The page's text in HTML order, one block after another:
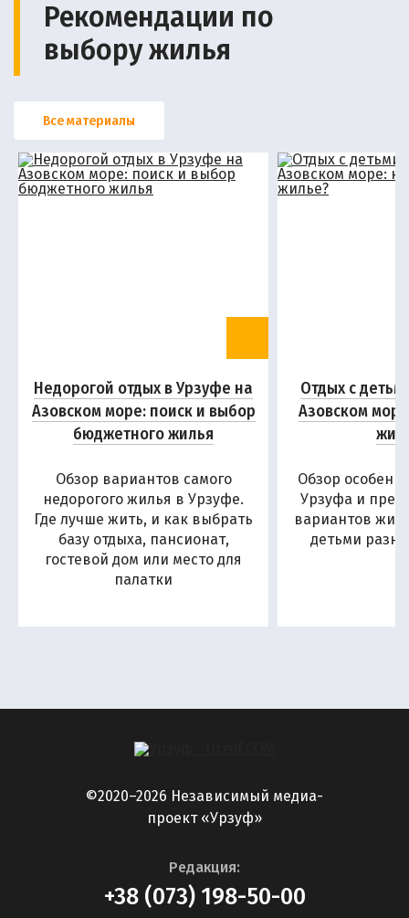
Рекомендации по
выбору жилья
Все материалы
Недорогой отдых в Урзуфе на
Азовском море: поиск и выбор
бюджетного жилья
Обзор вариантов самого
недорогого жилья в Урзуфе.
Где лучше жить, и как выбрать
базу отдыха, пансионат,
гостевой дом или место для
палатки
Отдых с
Азовском
Обзор
Урзуфа и
вариантов
детьми
©2020–2026 Независимый медиа-
проект «Урзуф»
Редакция:
+38 (073) 198-50-00